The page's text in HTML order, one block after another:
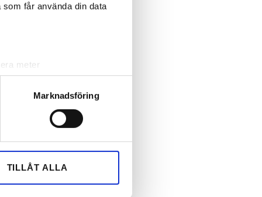
får använda din data
meter
. Du kan ändra
information från din enhet
kombinera informationen
Marknadsföring
TILLÅT ALLA